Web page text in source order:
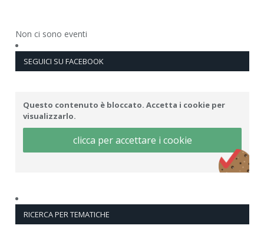
Non ci sono eventi
SEGUICI SU FACEBOOK
Questo contenuto è bloccato. Accetta i cookie per
visualizzarlo.
clicca per accettare i cookie
RICERCA PER TEMATICHE